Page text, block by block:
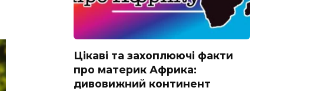
Цікаві та захоплюючі факти
про материк Африка:
дивовижний континент